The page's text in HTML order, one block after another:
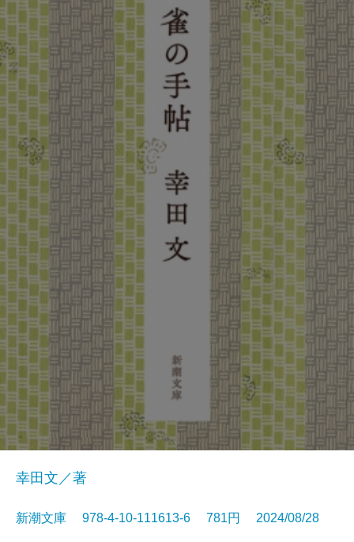
幸田文／著
新潮文庫 978-4-10-111613-6 781円 2024/08/28